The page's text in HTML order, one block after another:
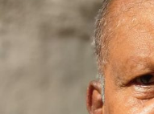
Ode)”